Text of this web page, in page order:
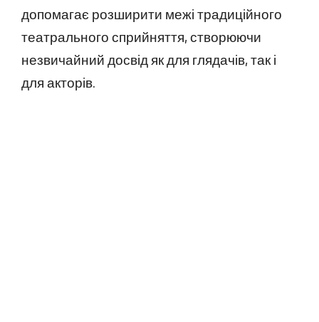
допомагає розширити межі традиційного
театрального сприйняття, створюючи
незвичайний досвід як для глядачів, так і
для акторів.